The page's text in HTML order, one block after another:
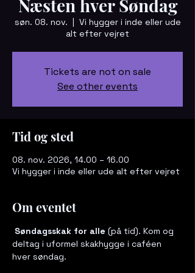
Næsten hver Søndag
søn. 08. nov.
  |
Vi hygger i inde eller ude
alt efter vejret
Tickets are not on sale
See other events
Tid og sted
08. nov. 2026, 14.00 – 16.00
Vi hygger i inde eller ude alt efter vejret
Om eventet
Søndagsskak for alle (på tid). Kom og
deltag i uformel skakhygge i caféen
hver søndag.